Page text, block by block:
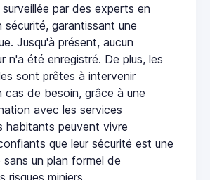
par des experts en
sécurité, garantissant une
Jusqu'à présent, aucun
n'a été enregistré. De plus, les
sont prêtes à intervenir
cas de besoin, grâce à une
avec les services
habitants peuvent vivre
que leur sécurité est une
sans un plan formel de
risques miniers.